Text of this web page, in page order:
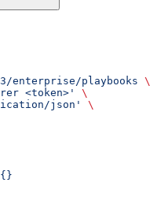
playbooks \
<token>'
\
json'
\